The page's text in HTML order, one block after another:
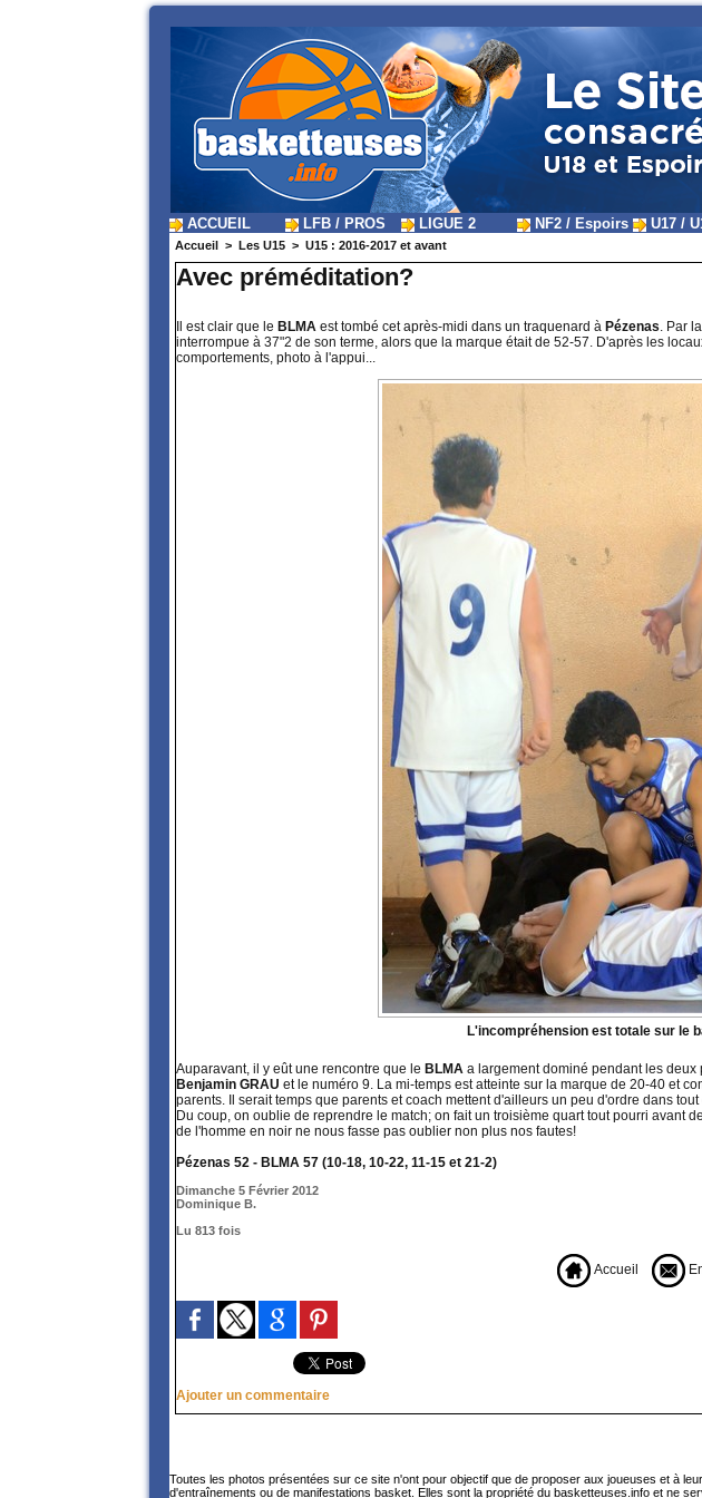
ACCUEIL LFB / PROS LIGUE 2 NF2 / Espoirs U17 /
Accueil > Les U15 > U15 : 2016-2017 et avant
Avec préméditation?
Il est clair que le BLMA est tombé cet après-midi dans un traquenard à Pézenas. Par
interrompue à 37"2 de son terme, alors que la marque était de 52-57. D'après les
comportements, photo à l'appui...
L'incompréhension est totale sur le
Auparavant, il y eût une rencontre que le BLMA a largement dominé pendant les deux
Benjamin GRAU et le numéro 9. La mi-temps est atteinte sur la marque de 20-40 et
parents. Il serait temps que parents et coach mettent d'ailleurs un peu d'ordre dans
Du coup, on oublie de reprendre le match; on fait un troisième quart tout pourri avant
de l'homme en noir ne nous fasse pas oublier non plus nos fautes!
Pézenas 52 - BLMA 57 (10-18, 10-22, 11-15 et 21-2)
Dimanche 5 Février 2012
Dominique B.
Lu 813 fois
Accueil
Ajouter un commentaire
Toutes les photos présentées sur ce site n'ont pour objectif que de proposer aux joueuses et à
d'entraînements ou de manifestations basket. Elles sont la propriété du basketteuses.info et ne